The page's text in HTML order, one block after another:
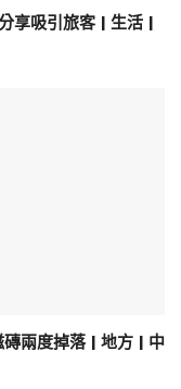
享吸引旅客 | 生活 |
兩度掉落 | 地方 | 中